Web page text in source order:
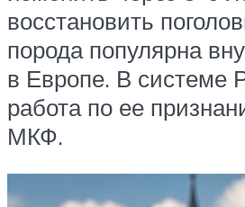
восстановить
порода популярна
в Европе. В системе
работа по ее
МКФ.